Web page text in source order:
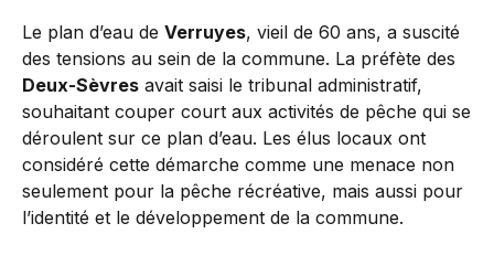
Le plan d’eau de Verruyes, vieil de 60 ans, a suscité
des tensions au sein de la commune. La préfète des
Deux-Sèvres avait saisi le tribunal administratif,
souhaitant couper court aux activités de pêche qui se
déroulent sur ce plan d’eau. Les élus locaux ont
considéré cette démarche comme une menace non
seulement pour la pêche récréative, mais aussi pour
l’identité et le développement de la commune.